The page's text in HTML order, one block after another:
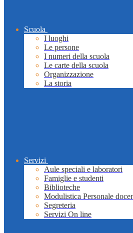
Scuola
I luoghi
Le persone
I numeri della scuola
Le carte della scuola
Organizzazione
La storia
Servizi
Aule speciali e laboratori
Famiglie e studenti
Biblioteche
Modulistica Personale
Segreteria
Servizi On line